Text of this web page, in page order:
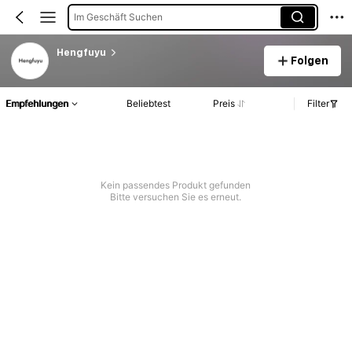
Im Geschäft Suchen
Hengfuyu
Folgen
Empfehlungen Beliebtest Preis Filter
Kein passendes Produkt gefunden
Bitte versuchen Sie es erneut.